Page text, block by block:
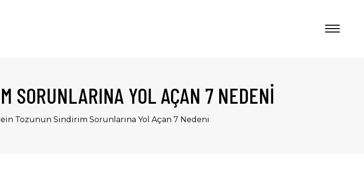
SORUNLARINA YOL AÇAN 7 NEDENI
Tozunun Sindirim Sorunlarına Yol Açan 7 Nedeni